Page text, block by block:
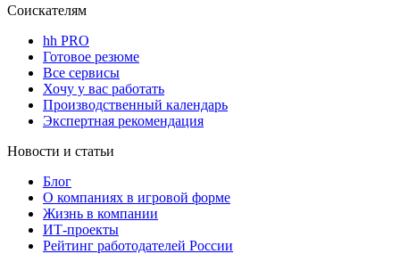
Соискателям
hh PRO
Готовое резюме
Все сервисы
Хочу у вас работать
Производственный календарь
Экспертная рекомендация
Новости и статьи
Блог
О компаниях в игровой форме
Жизнь в компании
ИТ-проекты
Рейтинг работодателей России